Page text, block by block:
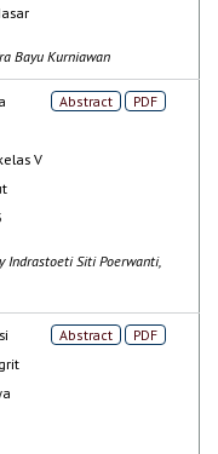
Bayu Kurniawan
V
Abstract PDF
Indrastoeti Siti Poerwanti,
Abstract PDF